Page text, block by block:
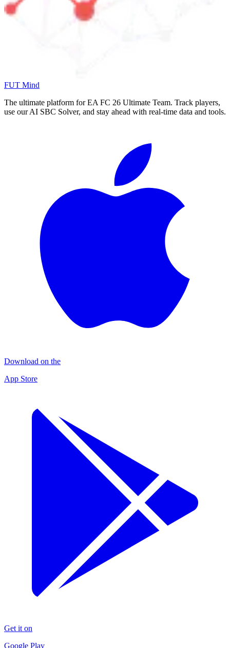
FUT Mind
The ultimate platform for EA FC 26 Ultimate Team. Track players,
use our AI SBC Solver, and stay ahead with real-time data and tools.
Download on the
App Store
Get it on
Google Play